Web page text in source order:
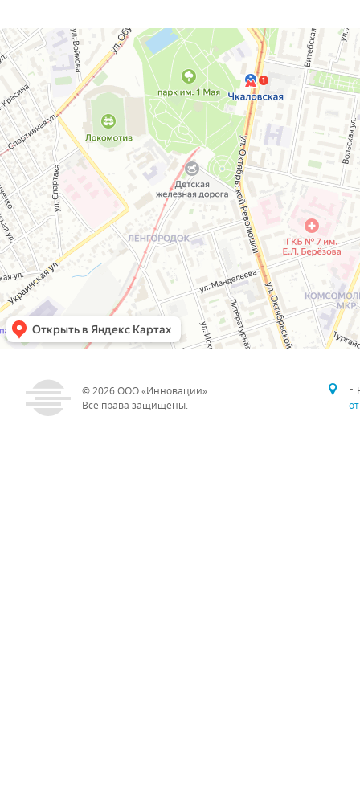
© 2026ООО «Инновации»
Все права защищены.